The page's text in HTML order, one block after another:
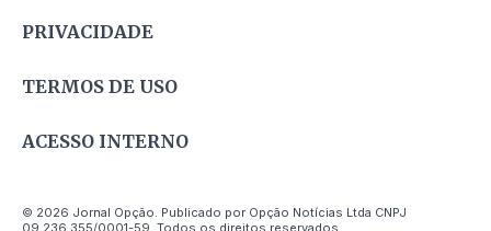
PRIVACIDADE
TERMOS DE USO
ACESSO INTERNO
© 2026 Jornal Opção. Publicado por Opção Notícias Ltda CNPJ
09.236.355/0001-59. Todos os direitos reservados.